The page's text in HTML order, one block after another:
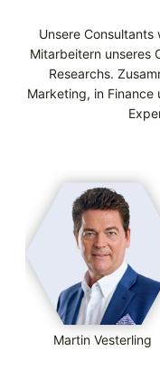
Unsere
Mitarbeitern unseres
Researchs.
Marketing, in Finance
Martin Vesterling